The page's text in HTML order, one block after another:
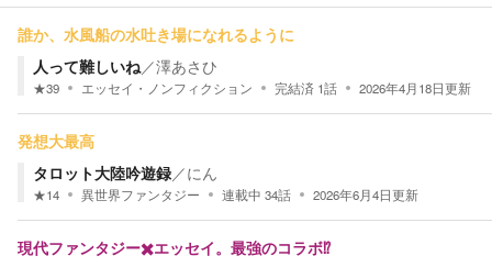
誰か、水風船の水吐き場になれるように
人って難しいね／澤あさひ
★39 エッセイ・ノンフィクション 完結済 1話 2026年4月18日更新
発想大最高
タロット大陸吟遊録／にん
★14 異世界ファンタジー 連載中 34話 2026年6月4日更新
現代ファンタジー✖️エッセイ。最強のコラボ⁉︎